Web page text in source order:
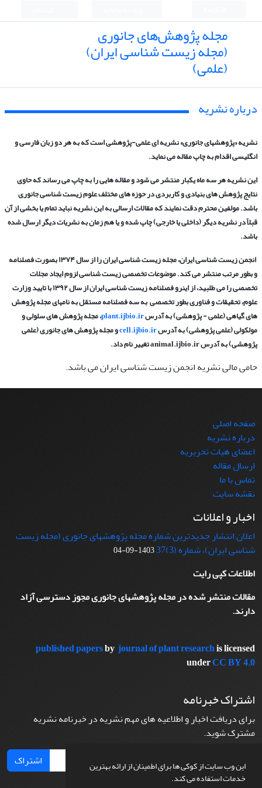
این وب سایت از کوکی ها برای اطمینان از ارائه بهترین
خدمات استفاده می کند.
مجله پژوهش‌های جانوری
(مجله زیست شناسی ایران)
(علمی)
درباره نشریه
نشریه «پژوهشهای جانوری» نشریه ای علمی-پژوهشی است که به هر دو زبان فارسی و
انگلیسی اقدام به چاپ مقاله می نماید.
این نشریه هر سه ماه یکبار منتشر می شود و مقاله هایی را به چاپ می رساند که حاوی
نتایج پژوهش های بنیادی و کاربردی در حوزه های مختلف علوم زیست شناسی جانوری
باشد. مولفین محترم دقت نمایند که مقالات ارسالی به این نشریه نباید تمام یا بخشی از آن
قبلاً در نشریه دیگر (داخلی یا خارجی) چاپ شده و یا هم زمان به نشریات دیگر ارسال شده
باشد.
انجمن زیست شناسی ایران، مجله زیست شناسی ایران را از سال ۱۳۷۴ بصورت فصلنامه
و بطور مرتب منتشر می کند.موضوعات تخصصی زیست شناسی لزوم ایجاد مجلات
تخصصی را می طلبید، از اینرو
فصلنامه زیست شناسی ایران از سال ۱۳۹۲ با تایید وزارت
علوم، تحقیقات و فناوری بطور تخصصی به سه فصلنامه مستقل به نامهای مجله پژوهش
های گیاهی (علمی - پژوهشی) به آدرسplant.ijbio.ir، مجله پژوهش های سلولی و
مولکولی (علمی پژوهشی) به آدرسcell.ijbio.irو مجله پژوهش های جانوری (علمی
پژوهشی) به آدرسanimal.ijbio.irتغییر نام داد.
حامی مالی نشریه انجمن زیست شناسی ایران می باشد.
صفحه اصلی
درباره نشریه
اعضای هیات تحریریه
ارسال مقاله
تماس با ما
نقشه سایت
اخبار و اعلانات
اعلان انتشار جدیدترین شماره مجله پژوهشهای جانوری (مجله زیست
شناسی ایران)، شماره (3)37
1403-09-04
اطلاعات کپی رایت
مقالات منتشر شده در مجله پژوهشهای جانوری مجوز دسترسی آزاد
دارند.
published papersbyjournal of plant researchis licensed
underCC BY 4.0
اشتراک خبرنامه
برای دریافت اخبار و اطلاعیه های مهم نشریه در خبرنامه نشریه
مشترک شوید.
اشتراک